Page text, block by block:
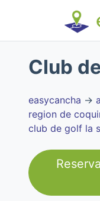
Club
easycancha →
region de
club de golf la